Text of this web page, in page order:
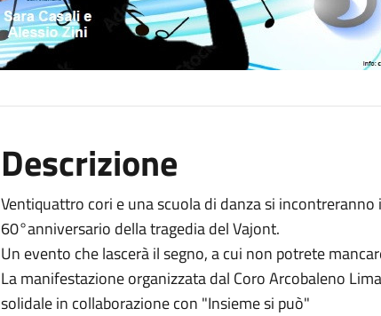
Descrizione
Ventiquattro cori e una scuola di danza si
60°anniversario della tragedia del Vajont.
Un evento che lascerà il segno, a cui non potrete
La manifestazione organizzata dal Coro Arcobaleno
solidale in collaborazione con "Insieme si può"